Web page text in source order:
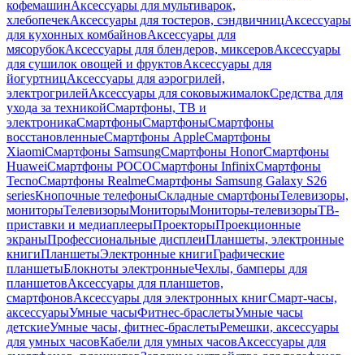
кофемашинАксессуары для мультиварок,
хлебопечекАксессуары для тостеров, сэндвичницАксессуары
для кухонных комбайновАксессуары для
мясорубокАксессуары для блендеров, миксеровАксессуары
для сушилок овощей и фруктовАксессуары для
йогуртницАксессуары для аэрогрилей,
электрогрилейАксессуары для соковыжималокСредства для
ухода за техникойСмартфоны, ТВ и
электроникаСмартфоныСмартфоныСмартфоны
восстановленныеСмартфоны AppleСмартфоны
XiaomiСмартфоны SamsungСмартфоны HonorСмартфоны
HuaweiСмартфоны POCOСмартфоны InfinixСмартфоны
TecnoСмартфоны RealmeСмартфоны Samsung Galaxy S26
seriesКнопочные телефоныСкладные смартфоныТелевизоры,
мониторыТелевизорыМониторыМониторы-телевизорыТВ-
приставки и медиаплеерыПроекторыПроекционные
экраныПрофессиональные дисплеиПланшеты, электронные
книгиПланшетыЭлектронные книгиГрафические
планшетыБлокноты электронныеЧехлы, бамперы для
планшетовАксессуары для планшетов,
смартфоновАксессуары для электронных книгСмарт-часы,
аксессуарыУмные часыФитнес-браслетыУмные часы
детскиеУмные часы, фитнес-браслетыРемешки, аксессуары
для умных часовКабели для умных часовАксессуары для